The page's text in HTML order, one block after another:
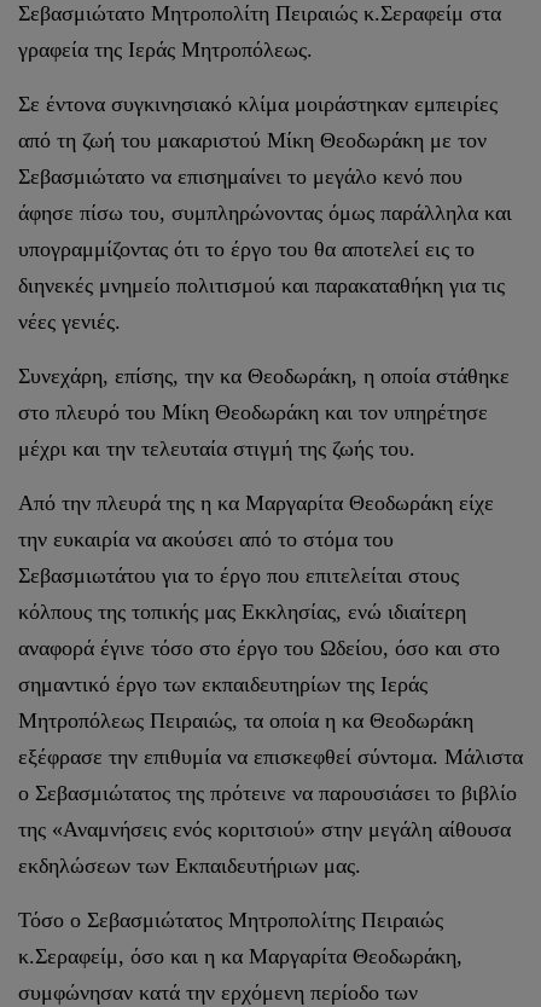
Σεβασμιώτατο Μητροπολίτη Πειραιώς κ.Σεραφείμ στα
γραφεία της Ιεράς Μητροπόλεως.
Σε έντονα συγκινησιακό κλίμα μοιράστηκαν εμπειρίες
από τη ζωή του μακαριστού Μίκη Θεοδωράκη με τον
Σεβασμιώτατο να επισημαίνει το μεγάλο κενό που
άφησε πίσω του, συμπληρώνοντας όμως παράλληλα και
υπογραμμίζοντας ότι το έργο του θα αποτελεί εις το
διηνεκές μνημείο πολιτισμού και παρακαταθήκη για τις
νέες γενιές.
Συνεχάρη, επίσης, την κα Θεοδωράκη, η οποία στάθηκε
στο πλευρό του Μίκη Θεοδωράκη και τον υπηρέτησε
μέχρι και την τελευταία στιγμή της ζωής του.
Από την πλευρά της η κα Μαργαρίτα Θεοδωράκη είχε
την ευκαιρία να ακούσει από το στόμα του
Σεβασμιωτάτου για το έργο που επιτελείται στους
κόλπους της τοπικής μας Εκκλησίας, ενώ ιδιαίτερη
αναφορά έγινε τόσο στο έργο του Ωδείου, όσο και στο
σημαντικό έργο των εκπαιδευτηρίων της Ιεράς
Μητροπόλεως Πειραιώς, τα οποία η κα Θεοδωράκη
εξέφρασε την επιθυμία να επισκεφθεί σύντομα. Μάλιστα
ο Σεβασμιώτατος της πρότεινε να παρουσιάσει το βιβλίο
της «Αναμνήσεις ενός κοριτσιού» στην μεγάλη αίθουσα
εκδηλώσεων των Εκπαιδευτήριων μας.
Τόσο ο Σεβασμιώτατος Μητροπολίτης Πειραιώς
κ.Σεραφείμ, όσο και η κα Μαργαρίτα Θεοδωράκη,
συμφώνησαν κατά την ερχόμενη περίοδο των